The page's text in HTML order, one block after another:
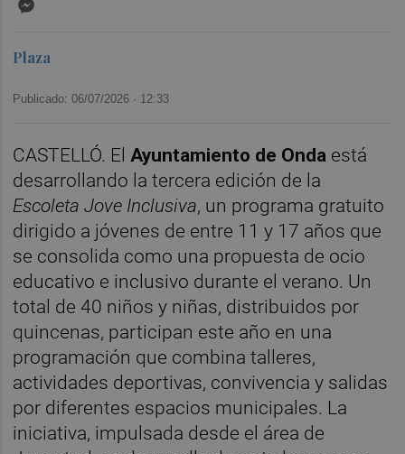
Plaza
Publicado: 06/07/2026 · 12:33
CASTELLÓ. ElAyuntamiento de Onda está
desarrollando la tercera edición de la
Escoleta Jove Inclusiva, un programa gratuito
dirigido a jóvenes de entre 11 y 17 años que
se consolida como una propuesta de ocio
educativo e inclusivo durante el verano. Un
total de 40 niños y niñas, distribuidos por
quincenas, participan este año en una
programación que combina talleres,
actividades deportivas, convivencia y salidas
por diferentes espacios municipales. La
iniciativa, impulsada desde el área de